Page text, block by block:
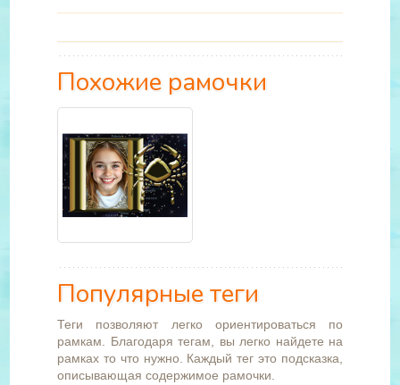
Похожие рамочки
Популярные теги
Теги позволяют легко ориентироваться по
рамкам. Благодаря тегам, вы легко найдете на
рамках то что нужно. Каждый тег это подсказка,
описывающая содержимое рамочки.